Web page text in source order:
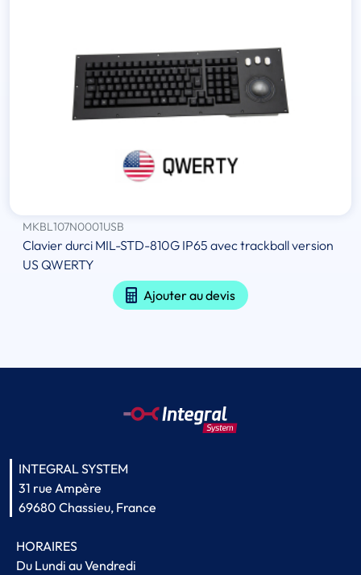
MKBL107N0001USB
Clavier durci MIL-STD-810G IP65 avec trackball version
US QWERTY
Ajouter au devis
INTEGRAL SYSTEM
31 rue Ampère
69680 Chassieu, France
HORAIRES
Du Lundi au Vendredi